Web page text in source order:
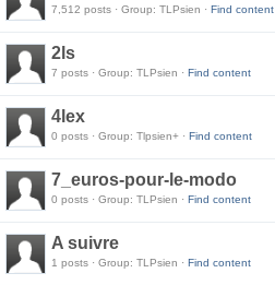
7,512 posts · Group: TLPsien · Find content
2ls
7 posts · Group: TLPsien · Find content
4lex
0 posts · Group: Tlpsien+ · Find content
7_euros-pour-le-modo
0 posts · Group: TLPsien · Find content
A suivre
1 posts · Group: TLPsien · Find content